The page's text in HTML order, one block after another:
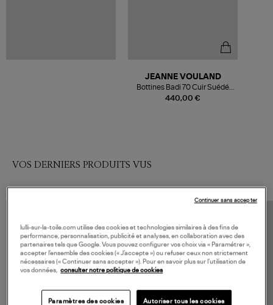
440,00 €
JEANNE VOULAND
Bottines Badi 70 Cuir Suédé
Noir
VOS DERNIERS PRODUITS VUS
lulli-sur-la-toile.com utilise des cookies et technologies similaires à des fins de
performance, personnalisation, publicité et analyses, en collaboration avec des
partenaires tels que Google. Vous pouvez configurer vos choix via « Paramétrer »,
accepter l’ensemble des cookies (« J’accepte ») ou refuser ceux non strictement
nécessaires (« Continuer sans accepter »). Pour en savoir plus sur l’utilisation de
vos données,
consulter notre politique de cookies
Paramètres des cookies Autoriser tous les cookies
Continuer sans accepter